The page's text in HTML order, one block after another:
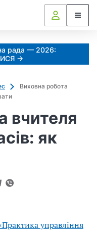
рада — 2026:
→
Виховна робота
вчителя
як
управління